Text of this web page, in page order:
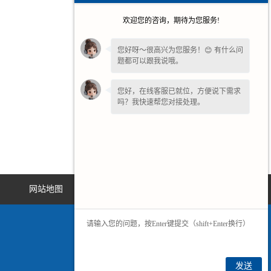
网站地图
欢迎您的咨询，期待为您服务!
您好呀～很高兴为您服务！😊 有什么问
题都可以跟我说哦。
您好，在线客服已就位，方便说下需求
吗？我快速帮您对接处理。
发送